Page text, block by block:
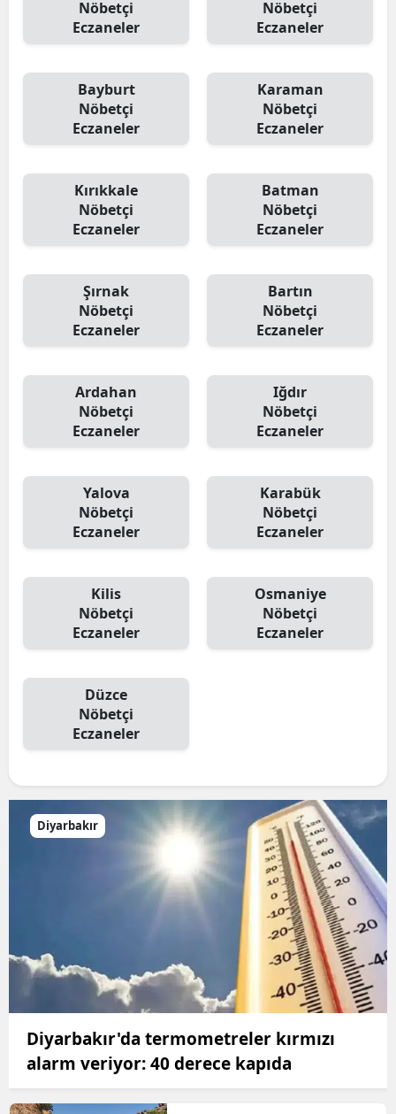
Nöbetçi
Eczaneler
Nöbetçi
Eczaneler
Bayburt
Nöbetçi
Eczaneler
Karaman
Nöbetçi
Eczaneler
Kırıkkale
Nöbetçi
Eczaneler
Batman
Nöbetçi
Eczaneler
Şırnak
Nöbetçi
Eczaneler
Bartın
Nöbetçi
Eczaneler
Ardahan
Nöbetçi
Eczaneler
Iğdır
Nöbetçi
Eczaneler
Yalova
Nöbetçi
Eczaneler
Karabük
Nöbetçi
Eczaneler
Kilis
Nöbetçi
Eczaneler
Osmaniye
Nöbetçi
Eczaneler
Düzce
Nöbetçi
Eczaneler
Diyarbakır
Diyarbakır'da termometreler kırmızı
alarm veriyor: 40 derece kapıda